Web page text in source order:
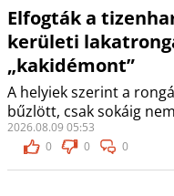
Elfogták a
kerületi
„kakidémont”
A helyiek szerint a
bűzlött, csak sokáig
2026.08.09 05:53
0
0 0